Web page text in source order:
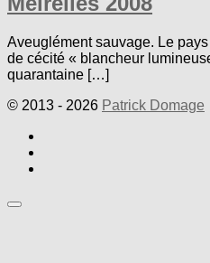
Aveuglément sauvage. Le
de cécité « blancheur
quarantaine […]
© 2013 - 2026 Patrick Domage